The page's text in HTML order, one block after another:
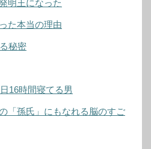
明王になった
た本当の理由
秘密
16時間寝てる男
「孫氏」にもなれる脳のすご